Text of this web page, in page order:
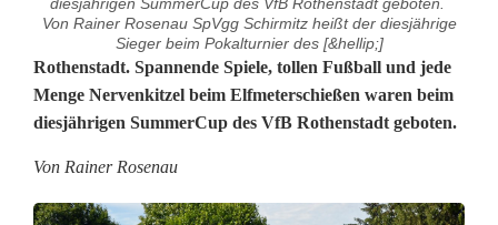
Von Rainer Rosenau SpVgg Schirmitz heißt der diesjährige
Sieger beim Pokalturnier des [&hellip;]
S
p
a
n
Rothenstadt. Spannende Spiele, tollen Fußball und jede
Menge Nervenkitzel beim Elfmeterschießen waren beim
diesjährigen SummerCup des VfB Rothenstadt geboten.
Von Rainer Rosenau